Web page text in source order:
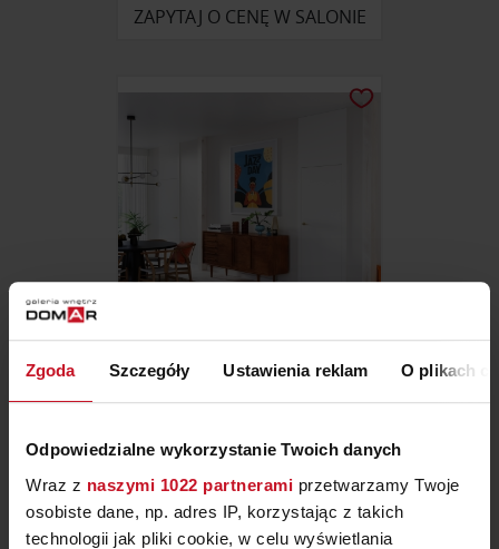
Zgoda Szczegóły Ustawienia reklam O plikach
Odpowiedzialne wykorzystanie Twoich danych
Wraz z naszymi 1022 partnerami przetwarzamy Twoje
osobiste dane, np. adres IP, korzystając z takich
technologii jak pliki cookie, w celu wyświetlania
ZAPYTAJ O CENĘ W SALONIE
DRZWI PORTA VECTOR
PREMIUM T